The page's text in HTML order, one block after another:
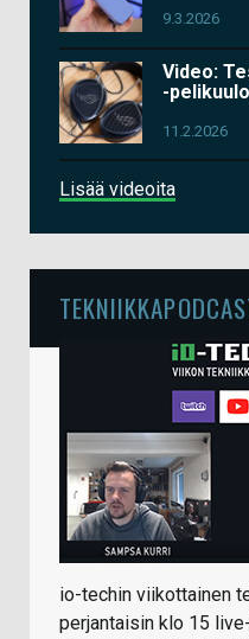
9.3.2026
Video:
-
11.2.2026
Lisää videoita
io-techin viikottainen
perjantaisin klo 15